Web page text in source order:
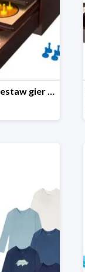
Playtive Drewniany zestaw gier 10 w 1